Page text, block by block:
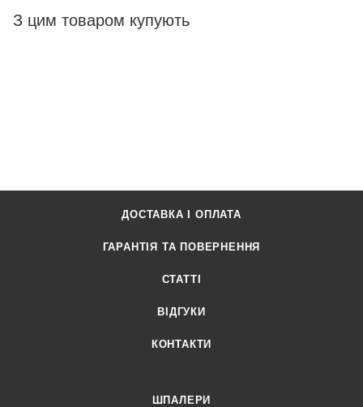
З цим товаром купують
ДОСТАВКА І ОПЛАТА
ГАРАНТІЯ ТА ПОВЕРНЕННЯ
СТАТТІ
ВІДГУКИ
КОНТАКТИ
ШПАЛЕРИ